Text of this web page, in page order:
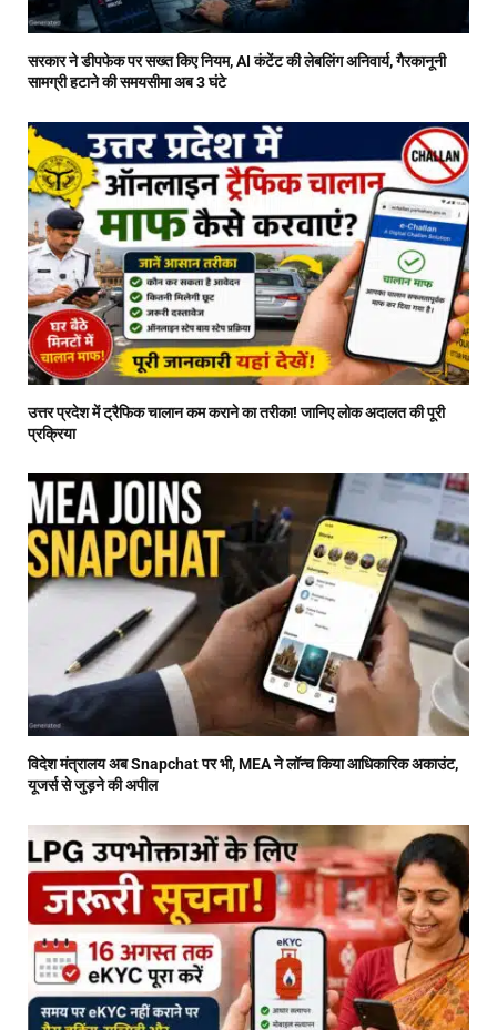
सरकार ने डीपफेक पर सख्त किए नियम, AI कंटेंट की लेबलिंग अनिवार्य, गैरकानूनी
सामग्री हटाने की समयसीमा अब 3 घंटे
उत्तर प्रदेश में ट्रैफिक चालान कम कराने का तरीका! जानिए लोक अदालत की पूरी
प्रक्रिया
विदेश मंत्रालय अब Snapchat पर भी, MEA ने लॉन्च किया आधिकारिक अकाउंट,
यूजर्स से जुड़ने की अपील